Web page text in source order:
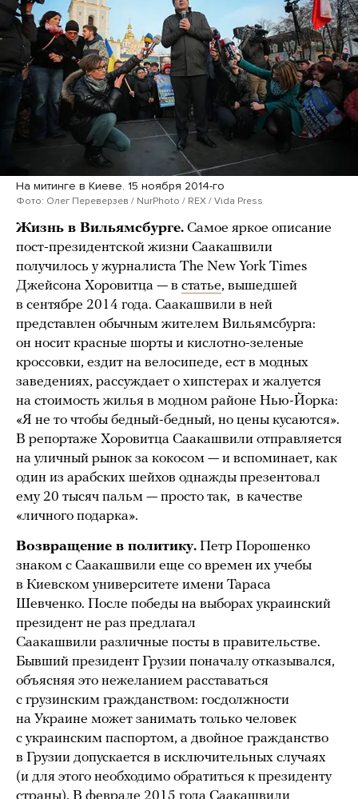
На митинге в Киеве. 15 ноября 2014-го
Фото: Олег Переверзев / NurPhoto / REX / Vida Press
Жизнь в Вильямсбурге. Самое яркое описание
пост-президентской жизни Саакашвили
получилось у журналиста The New York Times
Джейсона Хоровитца — в статье, вышедшей
в сентябре 2014 года. Саакашвили в ней
представлен обычным жителем Вильямсбурга:
он носит красные шорты и кислотно-зеленые
кроссовки, ездит на велосипеде, ест в модных
заведениях, рассуждает о хипстерах и жалуется
на стоимость жилья в модном районе Нью-Йорка:
«Я не то чтобы бедный-бедный, но цены кусаются».
В репортаже Хоровитца Саакашвили отправляется
на уличный рынок за кокосом — и вспоминает, как
один из арабских шейхов однажды презентовал
ему 20 тысяч пальм — просто так, в качестве
«личного подарка».
Возвращение в политику. Петр Порошенко
знаком с Саакашвили еще со времен их учебы
в Киевском университете имени Тараса
Шевченко. После победы на выборах украинский
президент не раз предлагал
Саакашвили различные посты в правительстве.
Бывший президент Грузии поначалу отказывался,
объясняя это нежеланием расставаться
с грузинским гражданством: госдолжности
на Украине может занимать только человек
с украинским паспортом, а двойное гражданство
в Грузии допускается в исключительных случаях
(и для этого необходимо обратиться к президенту
страны). В феврале 2015 года Саакашвили